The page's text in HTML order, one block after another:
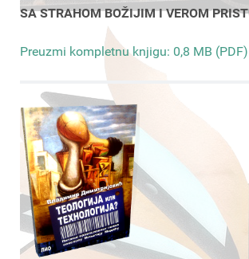
SA STRAHOM BOŽIJIM I VEROM
Preuzmi kompletnu knjigu: 0,8 MB